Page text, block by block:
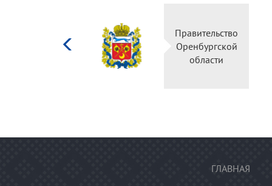
Министерство
культуры
Российской
федерации
ГЛАВНАЯ